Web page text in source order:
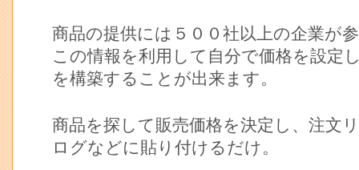
商品の提供には５００社以上の企業が
この情報を利用して自分で価格を設定
を構築することが出来ます。
商品を探して販売価格を決定し、注文
ログなどに貼り付けるだけ。